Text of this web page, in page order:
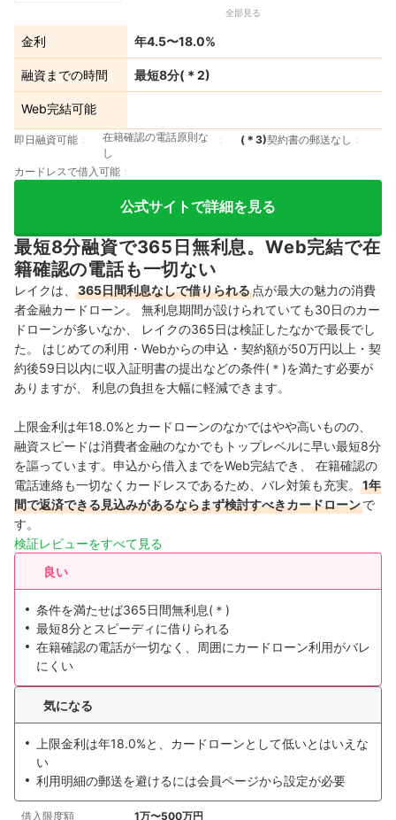
全部見る
金利 年4.5〜18.0%
融資までの時間 最短8分(＊2)
Web完結可能
即日融資可能
在籍確認の電話原則な
し
(＊ 3)契約書の郵送なし
カードレスで借入可能
公式サイトで詳細を見る
最短8分融資で365日無利息。Web完結で在
籍確認の電話も一切ない
レイクは、 365日間利息なしで借りられる点が最大の魅力の消費
者金融カードローン。 無利息期間が設けられていても30日のカー
ドローンが多いなか、 レイクの365日は検証したなかで最長でし
た。 はじめての利用・Webからの申込・契約額が50万円以上・契
約後59日以内に収入証明書の提出などの条件(＊)を満たす必要が
ありますが、 利息の負担を大幅に軽減できます。
上限金利は年18.0%とカードローンのなかではやや高いものの、
融資スピードは消費者金融のなかでもトップレベルに早い最短8分
を謳っています。申込から借入までをWeb完結でき、 在籍確認の
電話連絡も一切なくカードレスであるため、バレ対策も充実。
1年
間で返済できる見込みがあるならまず検討すべきカードローンで
す。
検証レビューをすべて見る
良い
条件を満たせば365日間無利息(＊)
最短8分とスピーディに借りられる
在籍確認の電話が一切なく、周囲にカードローン利用がバレ
にくい
気になる
上限金利は年18.0%と、カードローンとして低いとはいえな
い
利用明細の郵送を避けるには会員ページから設定が必要
借入限度額 1万〜500万円